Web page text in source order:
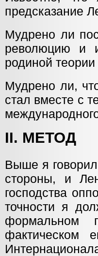
предсказание
Мудрено ли
революцию и
родиной
Мудрено ли,
стал вместе с
II. МЕТОД
Выше я
стороны, и
господства
точности я
формальном
фактическом